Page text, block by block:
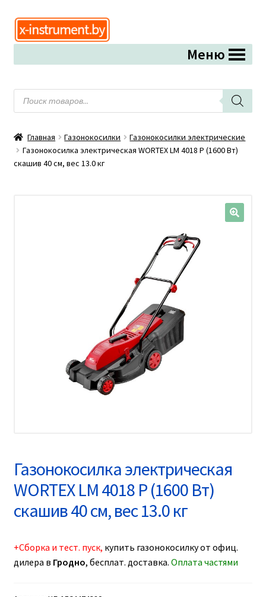
Перейти
к
Перейти
к
Меню
Поиск
товаров
Главная Газонокосилки
Газонокосилки электрические
Газонокосилка электрическая WORTEX LM 4018 P (1600 Вт)
скашив 40 см, вес 13.0 кг
Газонокосилка электрическая
WORTEX LM 4018 P (1600 Вт)
скашив 40 см, вес 13.0 кг
+Сборка и тест. пуск, купить газонокосилку от офиц.
дилера в Гродно, бесплат. доставка. Оплата частями